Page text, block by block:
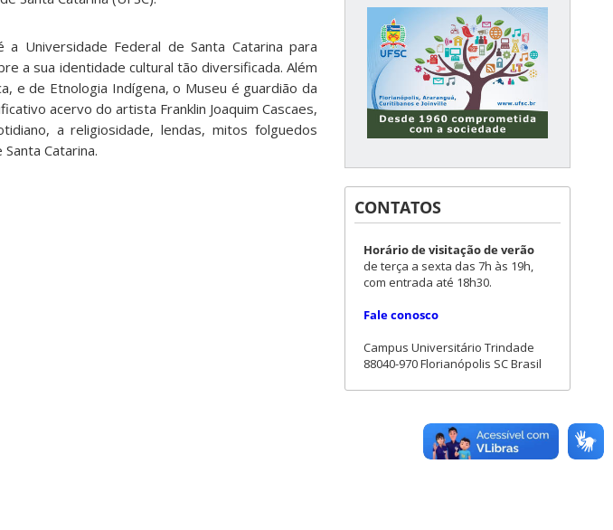
Universidade Federal de Santa Catarina para
a sua identidade cultural tão diversificada. Além
e de Etnologia Indígena, o Museu é guardião da
acervo do artista Franklin Joaquim Cascaes,
a religiosidade, lendas, mitos folguedos
Catarina.
CONTATOS
Horário de visitação de verão
de terça a sexta das 7h às 19h,
com entrada até 18h30.
Fale conosco
Campus Universitário Trindade
88040-970 Florianópolis SC Brasil